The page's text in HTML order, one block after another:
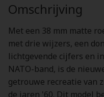
Omschrijving
Met een 38 mm matte
met drie wijzers, een
lichtgevende cijfers en
NATO-band, is de
getrouwe recreatie van
de jaren '60. Dit model